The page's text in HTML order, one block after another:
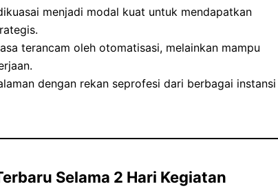
menjadi modal kuat untuk mendapatkan
terancam oleh otomatisasi, melainkan mampu
dengan rekan seprofesi dari berbagai instansi
Selama 2 Hari Kegiatan